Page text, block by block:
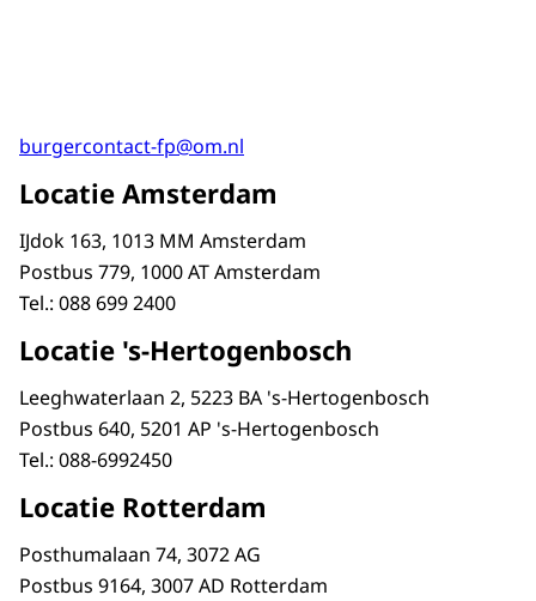
burgercontact-fp@om.nl
Locatie Amsterdam
IJdok 163, 1013 MM Amsterdam
Postbus 779, 1000 AT Amsterdam
Tel.: 088 699 2400
Locatie 's-Hertogenbosch
Leeghwaterlaan 2, 5223 BA 's-Hertogenbosch
Postbus 640, 5201 AP 's-Hertogenbosch
Tel.: 088-6992450
Locatie Rotterdam
Posthumalaan 74, 3072 AG
Postbus 9164, 3007 AD Rotterdam